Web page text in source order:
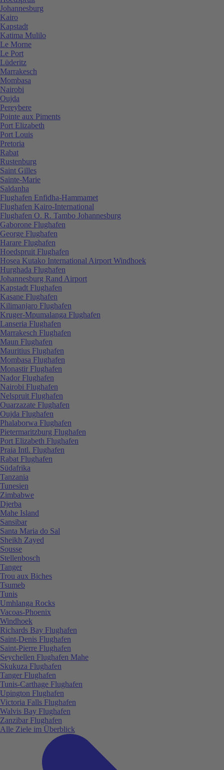
Johannesburg
Kairo
Kapstadt
Katima Mulilo
Le Morne
Le Port
Lüderitz
Marrakesch
Mombasa
Nairobi
Oujda
Pereybere
Pointe aux Piments
Port Elizabeth
Port Louis
Pretoria
Rabat
Rustenburg
Saint Gilles
Sainte-Marie
Saldanha
Flughafen Enfidha-Hammamet
Flughafen Kairo-International
Flughafen O. R. Tambo Johannesburg
Gaborone Flughafen
George Flughafen
Harare Flughafen
Hoedspruit Flughafen
Hosea Kutako International Airport Windhoek
Hurghada Flughafen
Johannesburg Rand Airport
Kapstadt Flughafen
Kasane Flughafen
Kilimanjaro Flughafen
Kruger-Mpumalanga Flughafen
Lanseria Flughafen
Marrakesch Flughafen
Maun Flughafen
Mauritius Flughafen
Mombasa Flughafen
Monastir Flughafen
Nador Flughafen
Nairobi Flughafen
Nelspruit Flughafen
Ouarzazate Flughafen
Oujda Flughafen
Phalaborwa Flughafen
Pietermaritzburg Flughafen
Port Elizabeth Flughafen
Praia Intl. Flughafen
Rabat Flughafen
Südafrika
Tanzania
Tunesien
Zimbabwe
Djerba
Mahe Island
Sansibar
Santa Maria do Sal
Sheikh Zayed
Sousse
Stellenbosch
Tanger
Trou aux Biches
Tsumeb
Tunis
Umhlanga Rocks
Vacoas-Phoenix
Windhoek
Richards Bay Flughafen
Saint-Denis Flughafen
Saint-Pierre Flughafen
Seychellen Flughafen Mahe
Skukuza Flughafen
Tanger Flughafen
Tunis-Carthage Flughafen
Upington Flughafen
Victoria Falls Flughafen
Walvis Bay Flughafen
Zanzibar Flughafen
Alle Ziele im Überblick